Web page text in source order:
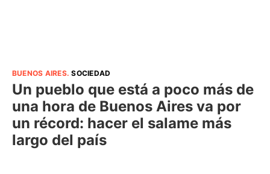
BUENOS AIRES.SOCIEDAD
Un pueblo que está a poco más de
una hora de Buenos Aires va por
un récord: hacer el salame más
largo del país